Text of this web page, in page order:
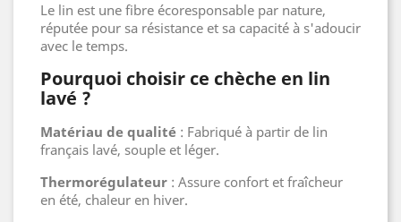
Le lin est une fibre écoresponsable par nature,
réputée pour sa résistance et sa capacité à s'adoucir
avec le temps.
Pourquoi choisir ce chèche en lin
lavé ?
Matériau de qualité : Fabriqué à partir de lin
français lavé, souple et léger.
Thermorégulateur : Assure confort et fraîcheur
en été, chaleur en hiver.